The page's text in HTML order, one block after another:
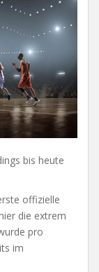
bis heute
offizielle
die extrem
pro
im